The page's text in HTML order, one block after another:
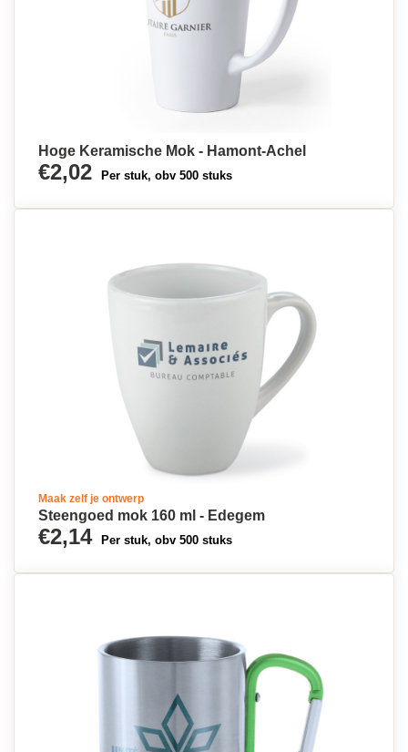
Hoge Keramische Mok - Hamont-Achel
€2,02 Per stuk, obv 500 stuks
Maak zelf je ontwerp
Steengoed mok 160 ml - Edegem
€2,14 Per stuk, obv 500 stuks